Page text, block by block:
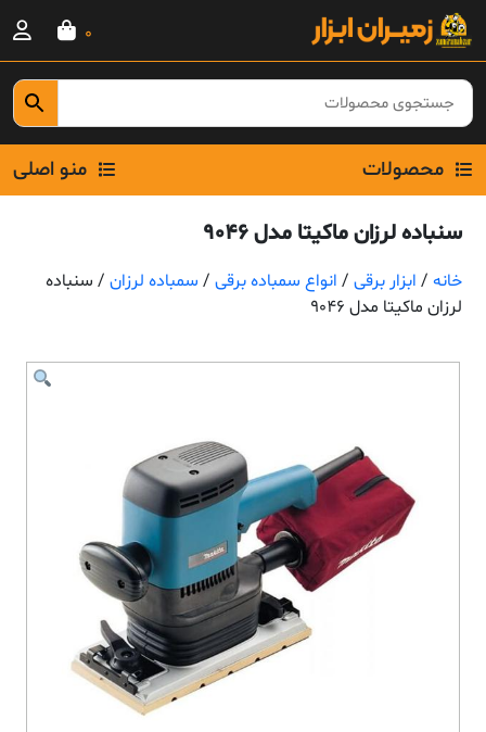
Skip
content
0
محصولات منو اصلی
سنباده لرزان ماکیتا مدل 9046
خانه / ابزار برقی / انواع سمباده برقی / سمباده لرزان / سنباده
لرزان ماکیتا مدل 9046